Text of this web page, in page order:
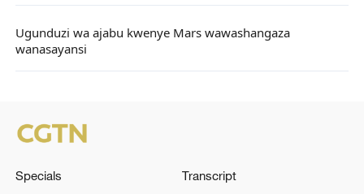
Ugunduzi wa ajabu kwenye Mars wawashangaza
wanasayansi
Specials
Transcript